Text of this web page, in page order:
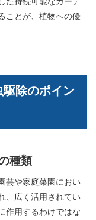
ことが、植物への優
駆除のポイン
種類
芸や家庭菜園におい
、広く活用されてい
作用するわけではな